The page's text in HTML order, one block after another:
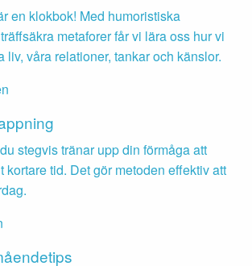
en klokbok! Med humoristiska
metaforer får vi lära oss hur vi
liv, våra relationer, tankar och känslor.
stegvis tränar upp din förmåga att
kortare tid. Det gör metoden effektiv att